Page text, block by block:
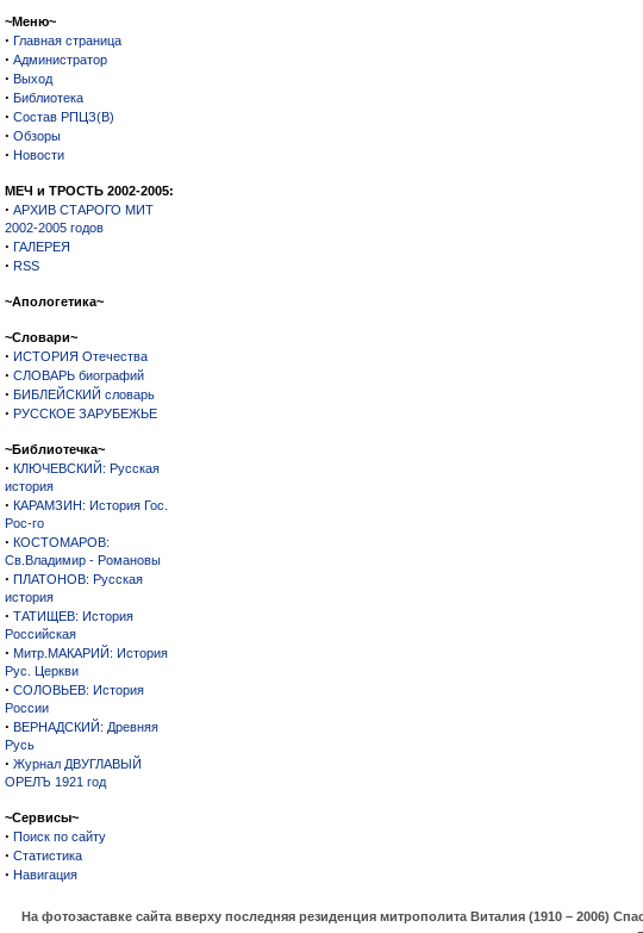
~Меню~
· Главная страница
· Администратор
· Выход
· Библиотека
· Состав РПЦЗ(В)
· Обзоры
· Новости
МЕЧ и ТРОСТЬ 2002-2005:
· АРХИВ СТАРОГО МИТ
2002-2005 годов
· ГАЛЕРЕЯ
· RSS
~Апологетика~
~Словари~
· ИСТОРИЯ Отечества
· СЛОВАРЬ биографий
· БИБЛЕЙСКИЙ словарь
· РУССКОЕ ЗАРУБЕЖЬЕ
~Библиотечка~
· КЛЮЧЕВСКИЙ: Русская
история
· КАРАМЗИН: История Гос.
Рос-го
· КОСТОМАРОВ:
Св.Владимир - Романовы
· ПЛАТОНОВ: Русская
история
· ТАТИЩЕВ: История
Российская
· Митр.МАКАРИЙ: История
Рус. Церкви
· СОЛОВЬЕВ: История
России
· ВЕРНАДСКИЙ: Древняя
Русь
· Журнал ДВУГЛАВЫЙ
ОРЕЛЪ 1921 год
~Сервисы~
· Поиск по сайту
· Статистика
· Навигация
На фотозаставке сайта вверху последняя резиденция митрополита Виталия (1910 –